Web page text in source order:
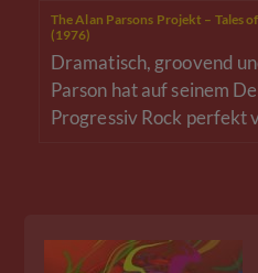
The Alan Parsons Projekt – Tales
(1976)
Dramatisch, groovend
Parson hat auf seinem
Progressiv Rock perfekt